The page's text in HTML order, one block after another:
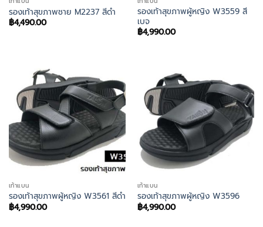
รองเท้าสุขภาพชาย M2237 สีดำ
฿4,490.00
รองเท้าสุขภาพผู้หญิง W3559 สี
เบจ
฿4,990.00
เท้าแบน
รองเท้าสุขภาพผู้หญิง W3561 สีดำ
฿4,990.00
เท้าแบน
รองเท้าสุขภาพผู้หญิง W3596
฿4,990.00